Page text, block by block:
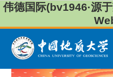
伟德国际(bv1946·源